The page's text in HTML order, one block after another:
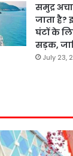
समुद्र
जाता
घंटों के
सड़क,
July 23,